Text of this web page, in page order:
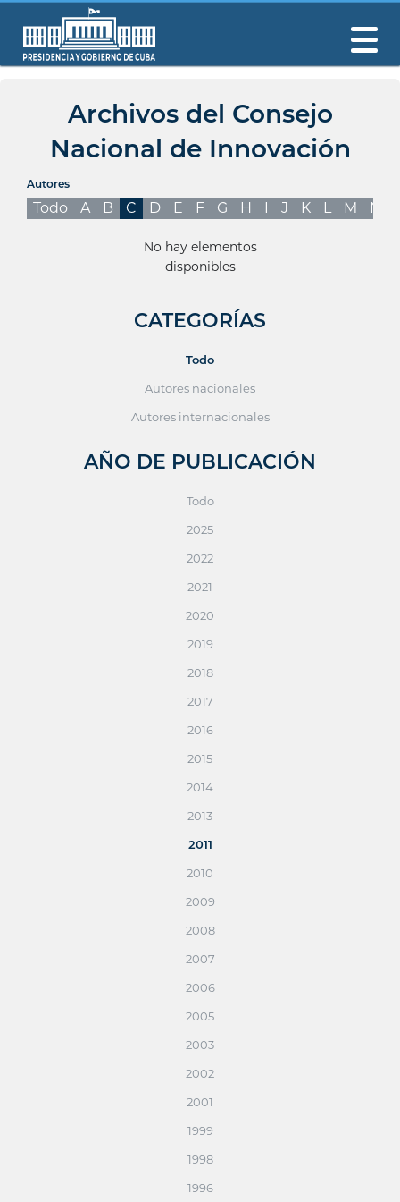
Archivos del Consejo
Nacional de Innovación
Autores
Todo A B C D E F G H I J K L M N
No hay elementos
disponibles
CATEGORÍAS
Todo
Autores nacionales
Autores internacionales
AÑO DE PUBLICACIÓN
Todo
2025
2022
2021
2020
2019
2018
2017
2016
2015
2014
2013
2011
2010
2009
2008
2007
2006
2005
2003
2002
2001
1999
1998
1996